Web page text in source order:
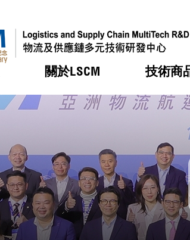
關於LSCM
機構簡介
組織架構
組織架構
董事局
研究顧問
技術商
服務
可獲授權之
應用於公共
重點項目
合作計劃
資助計劃
資助計劃
稅務優惠
申請
評審
活動
獎項
新聞中心
媒體報導
新聞稿
會籍及服務
會員列表
會員登入